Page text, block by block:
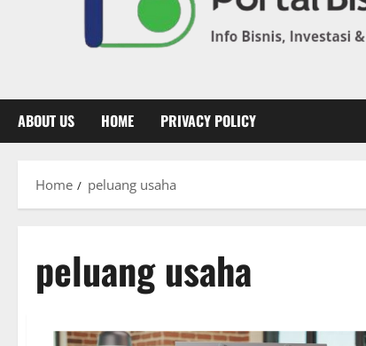
ABOUT US HOME PRIVACY POLICY
Home peluang usaha
peluang usaha